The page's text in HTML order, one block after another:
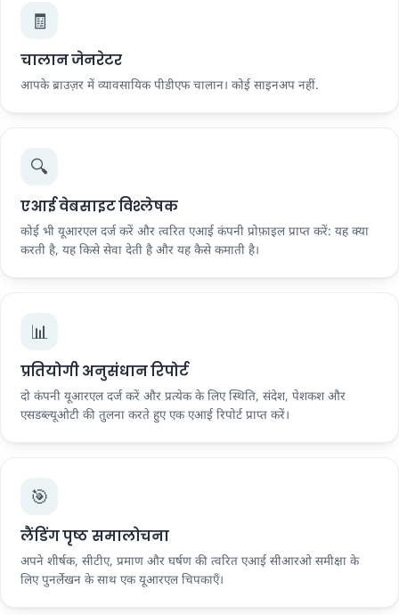
🧾
चालान जेनरेटर
आपके ब्राउज़र में व्यावसायिक पीडीएफ चालान। कोई साइनअप नहीं.
🔍
एआई वेबसाइट विश्लेषक
कोई भी यूआरएल दर्ज करें और त्वरित एआई कंपनी प्रोफ़ाइल प्राप्त करें: यह क्या
करती है, यह किसे सेवा देती है और यह कैसे कमाती है।
📊
प्रतियोगी अनुसंधान रिपोर्ट
दो कंपनी यूआरएल दर्ज करें और प्रत्येक के लिए स्थिति, संदेश, पेशकश और
एसडब्ल्यूओटी की तुलना करते हुए एक एआई रिपोर्ट प्राप्त करें।
🎯
लैंडिंग पृष्ठ समालोचना
अपने शीर्षक, सीटीए, प्रमाण और घर्षण की त्वरित एआई सीआरओ समीक्षा के
लिए पुनर्लेखन के साथ एक यूआरएल चिपकाएँ।